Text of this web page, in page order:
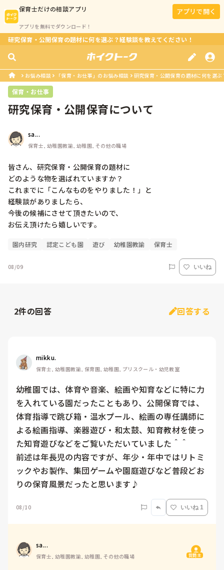
保育士だけの相談アプリ
アプリを無料でダウンロード！
アプリで開く
研究保育・公開保育の題材に何を選ぶ？経験談を教えてください！
お悩み相談 「保育・お仕事」のお悩み相談 研究保育・公開保育の題材に何を選
保育・お仕事
研究保育・公開保育について
sa...
保育士, 幼稚園教諭, 幼稚園, その他の職場
皆さん、研究保育・公開保育の題材に
どのような物を選ばれていますか？
これまでに「こんなものをやりました！」と
経験談がありましたら、
今後の候補にさせて頂きたいので、
お伝え頂けたら嬉しいです。
園内研究 認定こども園 遊び 幼稚園教諭 保育士
08/09 いいね
2件の回答 回答する
mikku.
保育士, 幼稚園教諭, 保育園, 幼稚園, プリスクール・幼児教室
幼稚園では、体育や音楽、絵画や知育などに特に力
を入れている園だったこともあり、公開保育では、
体育指導で跳び箱・温水プール、絵画の専任講師に
よる絵画指導、楽器遊び・和太鼓、知育教材を使っ
た知育遊びなどをご覧いただいていました＾＾
前述は年長児の内容ですが、年少・年中ではリトミ
ックやお製作、集団ゲームや園庭遊びなど普段どお
りの保育風景だったと思います♪
08/10 いいね 1
sa...
保育士, 幼稚園教諭, 幼稚園, その他の職場 質問主